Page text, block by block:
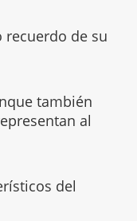
de su
también
al
del